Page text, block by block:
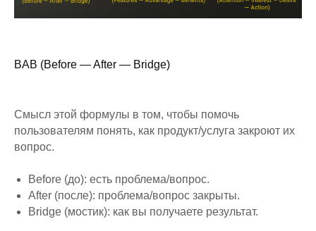
BAB (Before — After — Bridge)
Смысл этой формулы в том, чтобы помочь
пользователям понять, как продукт/услуга закроют их
вопрос.
Before (до): есть проблема/вопрос.
After (после): проблема/вопрос закрыты.
Bridge (мостик): как вы получаете результат.